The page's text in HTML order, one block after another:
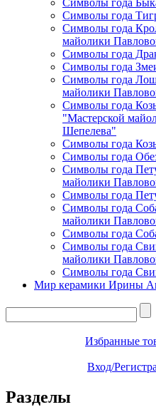
Символы года
Символы года
майолики
Символы года
Символы года
Символы года
майолики
Символы года
"Мастерской
Шепелева"
Символы года
Символы года
Символы года
майолики
Символы года
Символы года
майолики
Символы года
Символы года
майолики
Символы года
Мир керамики Ирины
Избранные
Вход/
Разделы